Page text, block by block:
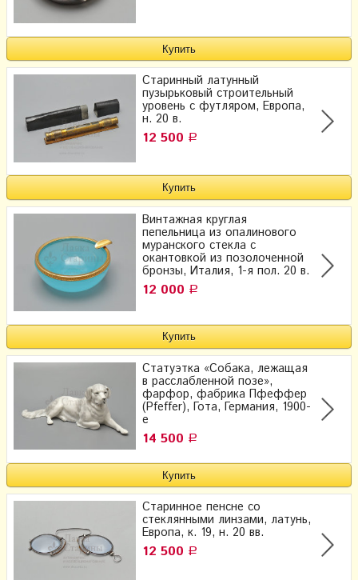
Старинный латунный
пузырьковый строительный
уровень с футляром, Европа,
н. 20 в.
12 500 Р
Винтажная круглая
пепельница из опалинового
муранского стекла с
окантовкой из позолоченной
бронзы, Италия, 1-я пол. 20 в.
12 000 Р
Статуэтка «Собака, лежащая
в расслабленной позе»,
фарфор, фабрика Пфеффер
(Pfeffer), Гота, Германия, 1900-
е
14 500 Р
Старинное пенсне со
стеклянными линзами, латунь,
Европа, к. 19, н. 20 вв.
12 500 Р